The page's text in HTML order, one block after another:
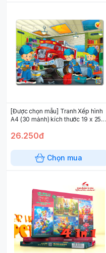
[Được chọn mẫu] Tranh Xếp hình
A4 (30 mảnh) kích thước 19 x 25.5
giao thông
26.250đ
Chọn mua